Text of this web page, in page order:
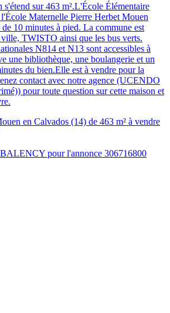
sur 463 m².L'École Élémentaire
Maternelle Pierre Herbet Mouen
10 minutes à pied. La commune est
ville, TWISTO ainsi que les bus verts.
N814 et N13 sont accessibles à
une bibliothèque, une boulangerie et un
du bien.Elle est à vendre pour la
contact avec notre agence (UCENDO
pour toute question sur cette maison et